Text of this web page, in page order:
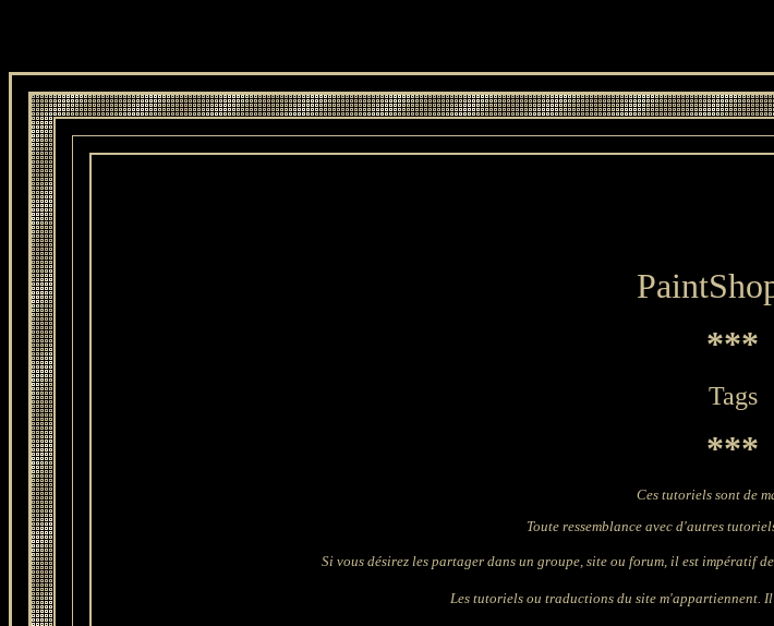
***
Tags
***
Ces tutoriels sont de
Toute ressemblance avec d'autres
Si vous désirez les partager dans un groupe, site ou forum, il est impératif
Les tutoriels ou traductions du site m'appartiennent.